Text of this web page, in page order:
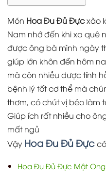
Món Hoa Đu Đủ Đựcxào
Nam nhớ đến khi xa quê
được ông bà mình ngày
giúp lớn khôn đến hôm
mà còn nhiều dược tính
bệnh lý tốt cơ thể mà
thơm, có chút vị béo làm
Giúp ích rất nhiều cho
mất ngủ
Vậy Hoa Đu Đủ Đực
Hoa Đu Đủ Đực Mật Ong